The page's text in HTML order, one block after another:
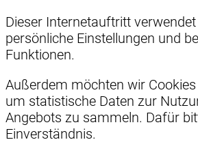
Dieser Internetauftritt
persönliche Einstellungen und
Funktionen.
Außerdem möchten wir
um statistische Daten zur
Angebots zu sammeln. Dafür
Einverständnis.